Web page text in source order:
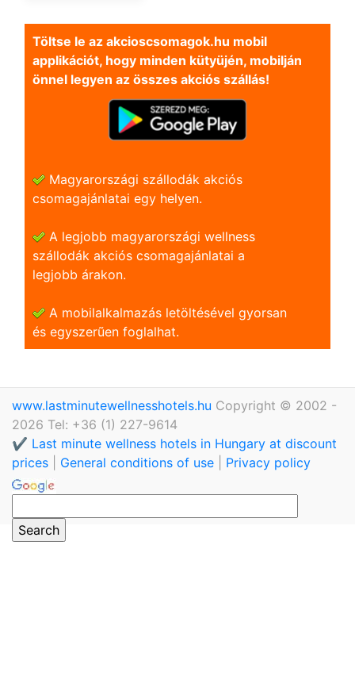
Töltse le az akcioscsomagok.hu mobil
applikációt, hogy minden kütyüjén, mobilján
önnel legyen az összes akciós szállás!
Magyarországi szállodák akciós
csomagajánlatai egy helyen.
A legjobb magyarországi wellness
szállodák akciós csomagajánlatai a
legjobb árakon.
A mobilalkalmazás letöltésével gyorsan
és egyszerũen foglalhat.
www.lastminutewellnesshotels.hu Copyright © 2002 -
2026 Tel: +36 (1) 227-9614
✔️ Last minute wellness hotels in Hungary at discount
prices
General conditions of use Privacy policy